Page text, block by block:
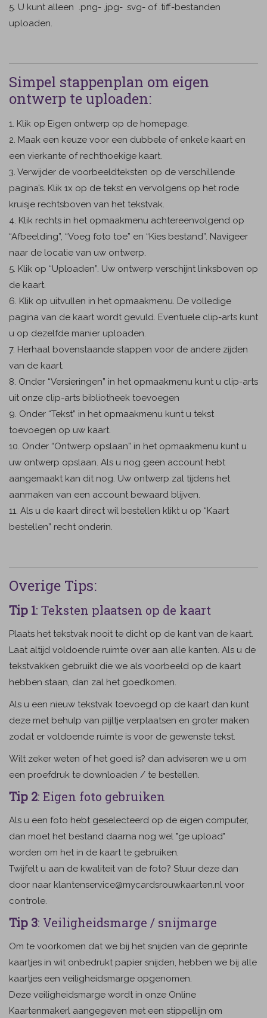
5. U kunt alleen .png- .jpg- .svg- of .tiff-bestanden
uploaden.
Simpel stappenplan om eigen
ontwerp te uploaden:
1. Klik op Eigen ontwerp op de homepage.
2. Maak een keuze voor een dubbele of enkele kaart en
een vierkante of rechthoekige kaart.
3. Verwijder de voorbeeldteksten op de verschillende
pagina’s. Klik 1x op de tekst en vervolgens op het rode
kruisje rechtsboven van het tekstvak.
4. Klik rechts in het opmaakmenu achtereenvolgend op
“Afbeelding”, “Voeg foto toe” en “Kies bestand”. Navigeer
naar de locatie van uw ontwerp.
5. Klik op “Uploaden”. Uw ontwerp verschijnt linksboven op
de kaart.
6. Klik op uitvullen in het opmaakmenu. De volledige
pagina van de kaart wordt gevuld. Eventuele clip-arts kunt
u op dezelfde manier uploaden.
7. Herhaal bovenstaande stappen voor de andere zijden
van de kaart.
8. Onder “Versieringen” in het opmaakmenu kunt u clip-arts
uit onze clip-arts bibliotheek toevoegen
9. Onder “Tekst” in het opmaakmenu kunt u tekst
toevoegen op uw kaart.
10. Onder “Ontwerp opslaan” in het opmaakmenu kunt u
uw ontwerp opslaan. Als u nog geen account hebt
aangemaakt kan dit nog. Uw ontwerp zal tijdens het
aanmaken van een account bewaard blijven.
11. Als u de kaart direct wil bestellen klikt u op “Kaart
bestellen” recht onderin.
Overige Tips:
Tip 1: Teksten plaatsen op de kaart
Plaats het tekstvak nooit te dicht op de kant van de kaart.
Laat altijd voldoende ruimte over aan alle kanten. Als u de
tekstvakken gebruikt die we als voorbeeld op de kaart
hebben staan, dan zal het goedkomen.
Als u een nieuw tekstvak toevoegd op de kaart dan kunt
deze met behulp van pijltje verplaatsen en groter maken
zodat er voldoende ruimte is voor de gewenste tekst.
Wilt zeker weten of het goed is? dan adviseren we u om
een proefdruk te downloaden / te bestellen.
Tip 2: Eigen foto gebruiken
Als u een foto hebt geselecteerd op de eigen computer,
dan moet het bestand daarna nog wel "ge upload"
worden om het in de kaart te gebruiken.
Twijfelt u aan de kwaliteit van de foto? Stuur deze dan
door naar klantenservice@mycardsrouwkaarten.nl voor
controle.
Tip 3: Veiligheidsmarge / snijmarge
Om te voorkomen dat we bij het snijden van de geprinte
kaartjes in wit onbedrukt papier snijden, hebben we bij alle
kaartjes een veiligheidsmarge opgenomen.
Deze veiligheidsmarge wordt in onze Online
Kaartenmakerl aangegeven met een stippellijn om